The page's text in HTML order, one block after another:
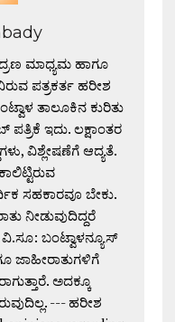
ಮಾಧ್ಯಮ ಹಾಗೂ
ಪತ್ರಕರ್ತ ಹರೀಶ
ತಾಲೂಕಿನ ಕುರಿತು
ಇದು. ಲಕ್ಷಾಂತರ
ವಿಶ್ಲೇಷಣೆಗೆ ಆದ್ಯತೆ.
ಸಹಕಾರವೂ ಬೇಕು.
ನೀಡುವುದಿದ್ದರೆ
ಬಂಟ್ವಾಳನ್ಯೂಸ್
ಜಾಹೀರಾತುಗಳಿಗೆ
ಅದಕ್ಕೂ
--- ಹರೀಶ